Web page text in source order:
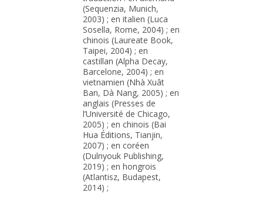
(Sequenzia, Munich,
2003) ; en italien (Luca
Sosella, Rome, 2004) ; en
chinois (Laureate Book,
Taipei, 2004) ; en
castillan (Alpha Decay,
Barcelone, 2004) ; en
vietnamien (Nhà Xuât
Ban, Dà Nang, 2005) ; en
anglais (Presses de
l’Université de Chicago,
2005) ; en chinois (Bai
Hua Éditions, Tianjin,
2007) ; en coréen
(Dulnyouk Publishing,
2019) ; en hongrois
(Atlantisz, Budapest,
2014) ;